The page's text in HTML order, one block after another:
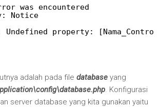
was encountered
Notice
Undefined property:
adalah pada file database yang
. Konfigurasi
server database yang kita gunakan yaitu